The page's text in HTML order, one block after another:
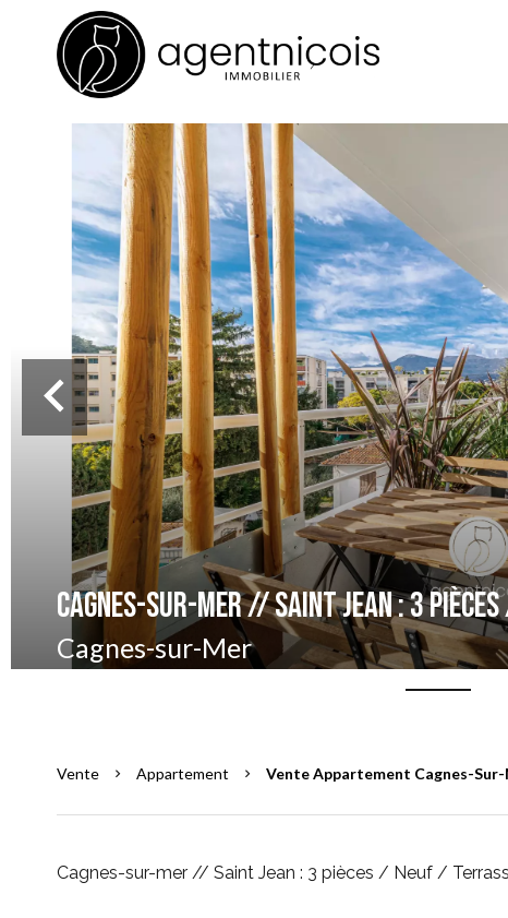
Cagnes-sur-mer // Saint Jean : 3
Cagnes-sur-Mer
Vente Appartement Vente Appartement Cagnes-Sur-
Cagnes-sur-mer // Saint Jean : 3 pièces / Neuf /